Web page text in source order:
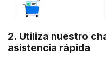
2. Utiliza nuestro
asistencia rápida